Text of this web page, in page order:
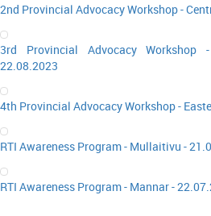
2nd Provincial Advocacy Workshop -
3rd Provincial Advocacy
22.08.2023
4th Provincial Advocacy Workshop -
RTI Awareness Program - Mullaitivu -
RTI Awareness Program - Mannar -